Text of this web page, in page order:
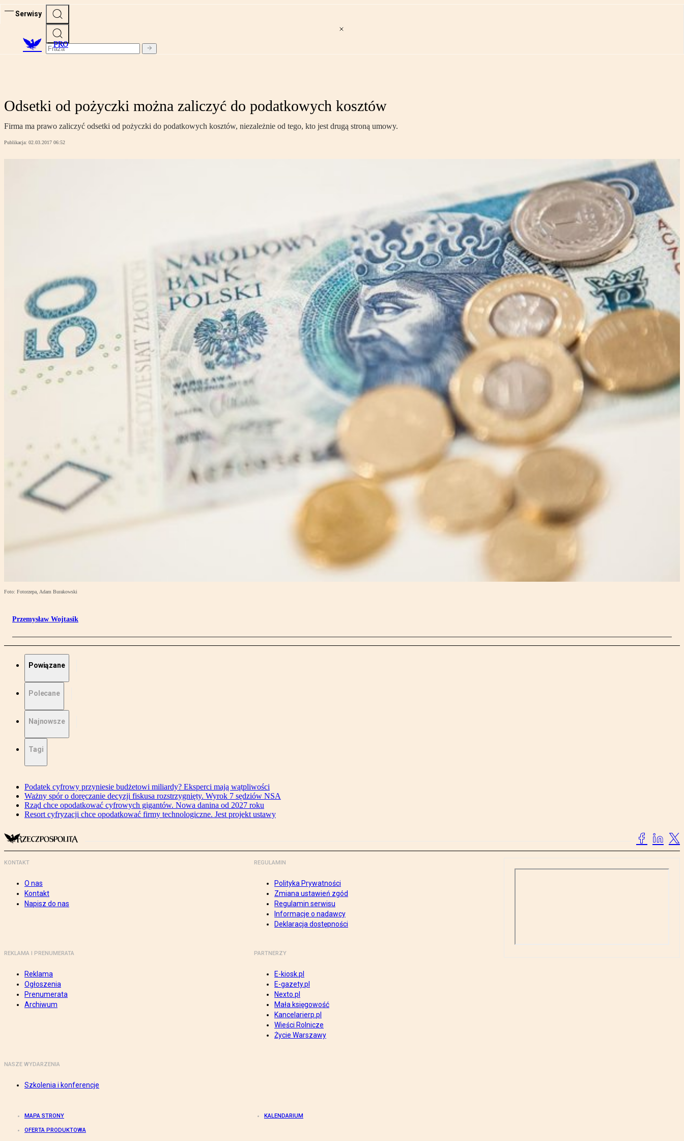
Serwisy
PRO
Odsetki od pożyczki można zaliczyć do podatkowych kosztów
Firma ma prawo zaliczyć odsetki od pożyczki do podatkowych kosztów, niezależnie od tego, kto jest drugą stroną umowy.
Publikacja: 02.03.2017 06:52
Foto: Fotorzepa, Adam Burakowski
Przemysław Wojtasik
Powiązane
Polecane
Najnowsze
Tagi
Podatek cyfrowy przyniesie budżetowi miliardy? Eksperci mają wątpliwości
Ważny spór o doręczanie decyzji fiskusa rozstrzygnięty. Wyrok 7 sędziów NSA
Rząd chce opodatkować cyfrowych gigantów. Nowa danina od 2027 roku
Resort cyfryzacji chce opodatkować firmy technologiczne. Jest projekt ustawy
KONTAKT
O nas
Kontakt
Napisz do nas
REGULAMIN
Polityka Prywatności
Zmiana ustawień zgód
Regulamin serwisu
Informacje o nadawcy
Deklaracja dostępności
REKLAMA I PRENUMERATA
Reklama
Ogłoszenia
Prenumerata
Archiwum
PARTNERZY
E-kiosk.pl
E-gazety.pl
Nexto.pl
Mała księgowość
Kancelarierp.pl
Wieści Rolnicze
Życie Warszawy
NASZE WYDARZENIA
Szkolenia i konferencje
MAPA STRONY KALENDARIUM
OFERTA PRODUKTOWA